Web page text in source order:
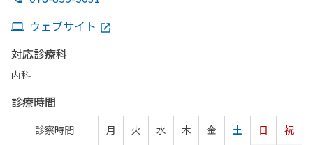
ウェブサイト
対応診療科
内科
診療時間
診察時間 月 火 水 木 金 土 日
祝